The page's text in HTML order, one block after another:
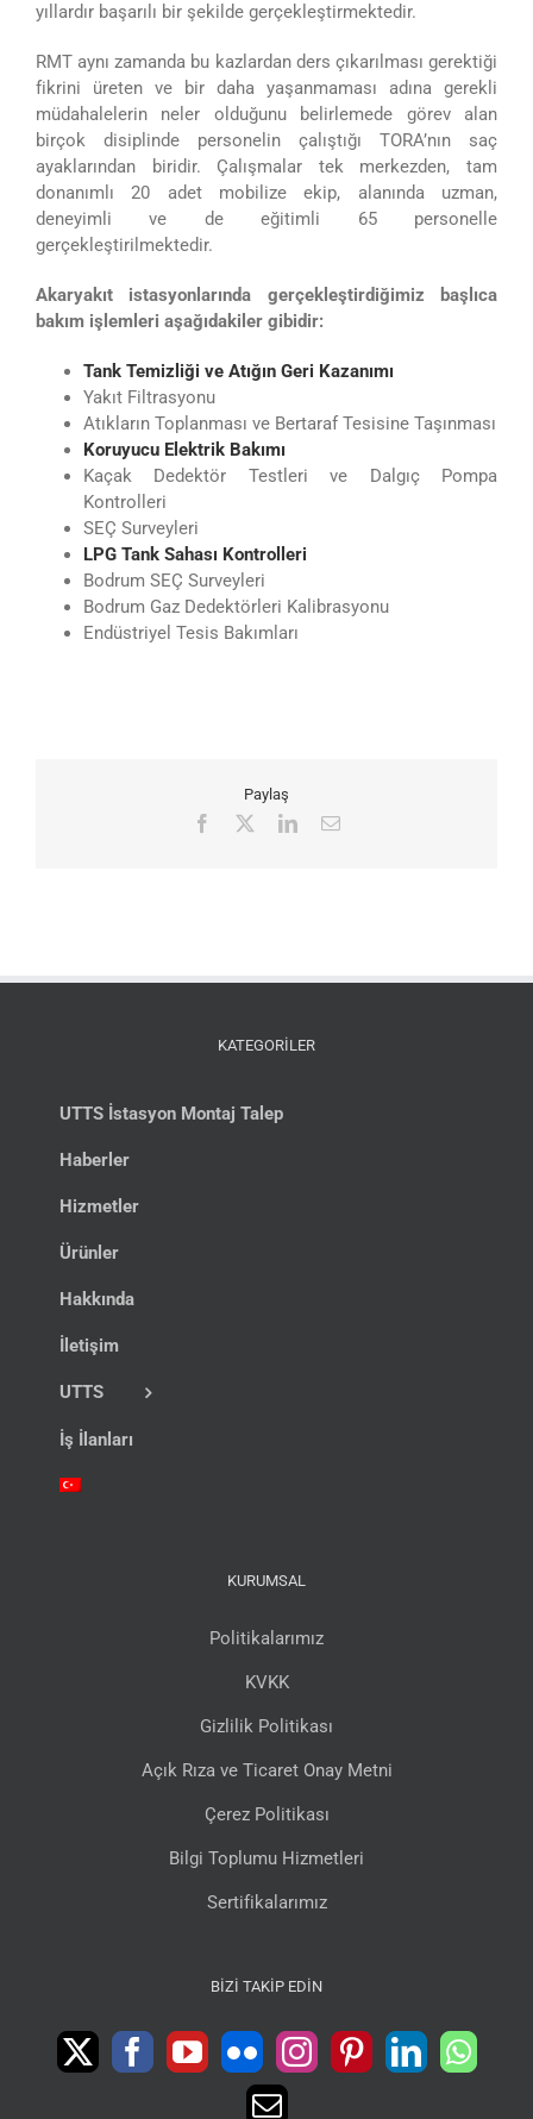
yıllardır başarılı bir şekilde gerçekleştirmektedir.
RMT aynı zamanda bu kazlardan ders çıkarılması gerektiği
fikrini üreten ve bir daha yaşanmaması adına gerekli
müdahalelerin neler olduğunu belirlemede görev alan
birçok disiplinde personelin çalıştığı TORA’nın saç
ayaklarından biridir. Çalışmalar tek merkezden, tam
donanımlı 20 adet mobilize ekip, alanında uzman,
deneyimli ve de eğitimli 65 personelle
gerçekleştirilmektedir.
Akaryakıt istasyonlarında gerçekleştirdiğimiz başlıca
bakım işlemleri aşağıdakiler gibidir:
Tank Temizliği ve Atığın Geri Kazanımı
Yakıt Filtrasyonu
Atıkların Toplanması ve Bertaraf Tesisine Taşınması
Koruyucu Elektrik Bakımı
Kaçak Dedektör Testleri ve Dalgıç Pompa
Kontrolleri
SEÇ Surveyleri
LPG Tank Sahası Kontrolleri
Bodrum SEÇ Surveyleri
Bodrum Gaz Dedektörleri Kalibrasyonu
Endüstriyel Tesis Bakımları
Paylaş
Facebook LinkedIn
E-
KATEGORİLER
UTTS İstasyon Montaj Talep
Haberler
Hizmetler
Ürünler
Hakkında
İletişim
UTTS
İş İlanları
KURUMSAL
Politikalarımız
KVKK
Gizlilik Politikası
Açık Rıza ve Ticaret Onay Metni
Çerez Politikası
Bilgi Toplumu Hizmetleri
Sertifikalarımız
BIZI TAKIP EDIN